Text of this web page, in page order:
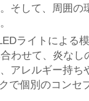
そして、周囲の
ライトによる
わせて、炎な
アレルギー持ち
で個別のコンセ